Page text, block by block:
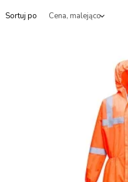
Sortuj po